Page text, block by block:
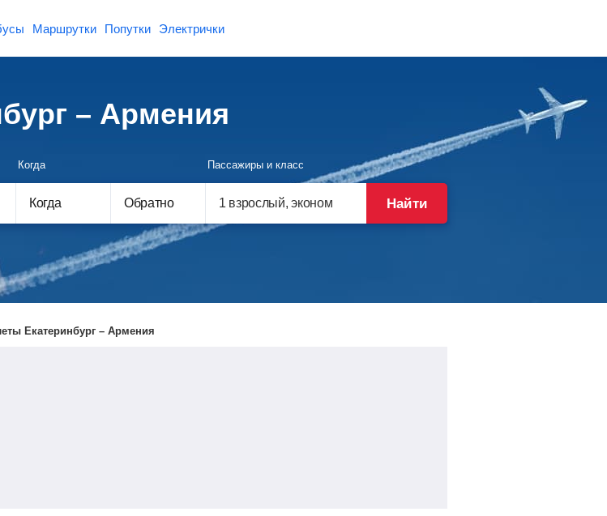
Маршрутки Попутки Электрички
– Армения
Когда
Когда
Обратно
Пассажиры и класс
Найти
Екатеринбург – Армения